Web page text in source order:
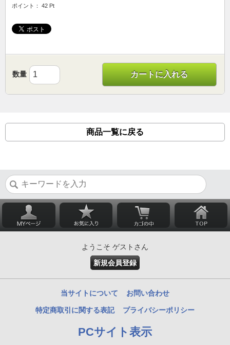
ポイント： 42 Pt
数量 カートに入れる
商品一覧に戻る
ようこそ ゲストさん
新規会員登録
当サイトについて お問い合わせ
特定商取引に関する表記 プライバシーポリシー
PCサイト表示